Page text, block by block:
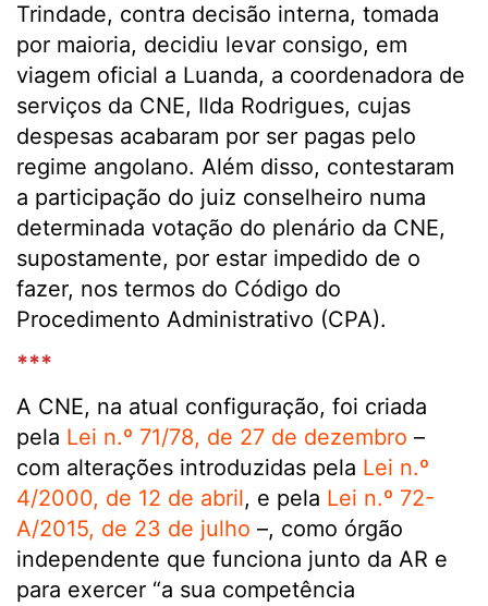
Trindade, contra decisão interna, tomada
por maioria, decidiu levar consigo, em
viagem oficial a Luanda, a coordenadora de
serviços da CNE, Ilda Rodrigues, cujas
despesas acabaram por ser pagas pelo
regime angolano. Além disso, contestaram
a participação do juiz conselheiro numa
determinada votação do plenário da CNE,
supostamente, por estar impedido de o
fazer, nos termos do Código do
Procedimento Administrativo (CPA).
***
A CNE, na atual configuração, foi criada
pela Lei n.º 71/78, de 27 de dezembro –
com alterações introduzidas pela Lei n.º
4/2000, de 12 de abril, e pela Lei n.º 72-
A/2015, de 23 de julho –, como órgão
independente que funciona junto da AR e
para exercer “a sua competência